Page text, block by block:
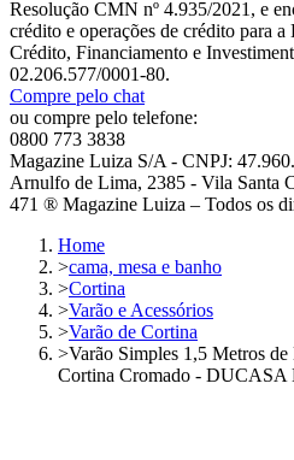
Resolução CMN nº 4.935/2021, e
crédito e operações de crédito para
Crédito, Financiamento e
02.206.577/0001-80.
Compre pelo chat
ou compre pelo telefone:
0800 773 3838
Magazine Luiza S/A - CNPJ:
Arnulfo de Lima, 2385 - Vila Santa
471 ® Magazine Luiza – Todos os
Home
>cama, mesa e banho
>Cortina
>Varão e Acessórios
>Varão de Cortina
>Varão Simples 1,5 Metros de
Cortina Cromado -